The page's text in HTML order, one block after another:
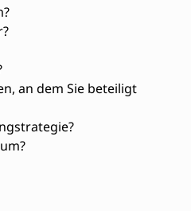
an dem Sie beteiligt